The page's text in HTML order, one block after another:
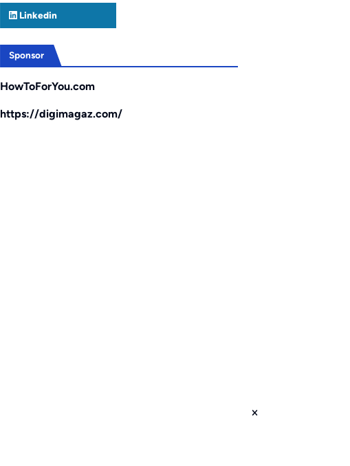
Linkedin
Sponsor
HowToForYou.com
https://digimagaz.com/